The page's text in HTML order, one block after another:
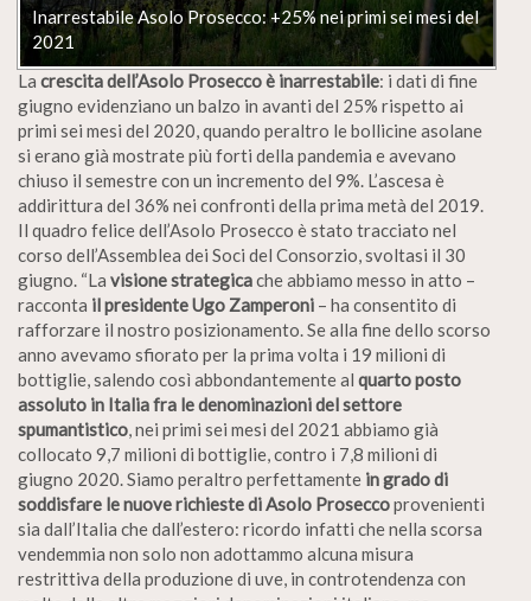
Inarrestabile Asolo Prosecco: +25% nei primi sei mesi del
2021
La crescita dell’Asolo Proseccoè inarrestabile: i dati di fine
giugno evidenziano un balzo in avanti del 25% rispetto ai
primi sei mesi del 2020, quando peraltro le bollicine asolane
si erano già mostrate più forti della pandemia e avevano
chiuso il semestre con un incremento del 9%. L’ascesa è
addirittura del 36% nei confronti della prima metà del 2019.
Il quadro felice dell’Asolo Prosecco è stato tracciato nel
corso dell’Assemblea dei Soci del Consorzio, svoltasi il 30
giugno. “La visione strategicache abbiamo messo in atto –
racconta il presidente Ugo Zamperoni – ha consentito di
rafforzare il nostro posizionamento. Se alla fine dello scorso
anno avevamo sfiorato per la prima volta i 19 milioni di
bottiglie, salendo così abbondantemente al quarto posto
assoluto in Italia fra le denominazioni del settore
spumantistico, nei primi sei mesi del 2021 abbiamo già
collocato 9,7 milioni di bottiglie, contro i 7,8 milioni di
giugno 2020. Siamo peraltro perfettamente in grado di
soddisfare le nuove richieste di Asolo Proseccoprovenienti
sia dall’Italia che dall’estero: ricordo infatti che nella scorsa
vendemmia non solo non adottammo alcuna misura
restrittiva della produzione di uve, in controtendenza con